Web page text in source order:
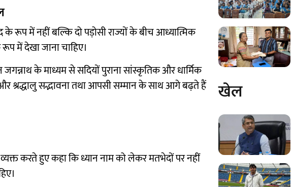
के रूप में नहीं बल्कि दो पड़ोसी राज्यों के बीच आध्यात्मिक
में देखा जाना चाहिए।
के माध्यम से सदियों पुराना सांस्कृतिक और धार्मिक
श्रद्धालु सद्भावना तथा आपसी सम्मान के साथ आगे बढ़ते हैं
करते हुए कहा कि ध्यान नाम को लेकर मतभेदों पर नहीं
खेल